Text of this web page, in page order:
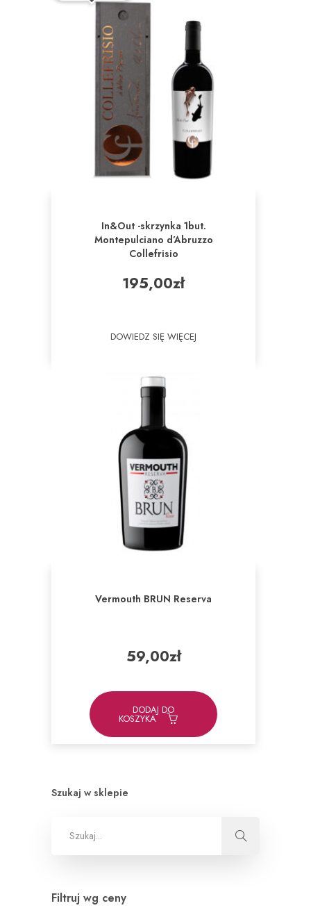
In&Out -skrzynka 1but.
Montepulciano d’Abruzzo
Collefrisio
195,00zł
DOWIEDZ SIĘ WIĘCEJ
Vermouth BRUN Reserva
59,00zł
DODAJ DO
KOSZYKA
Szukaj w sklepie
Filtruj wg ceny